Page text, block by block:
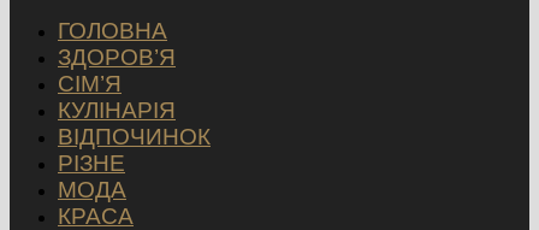
ГОЛОВНА
ЗДОРОВ’Я
СІМ’Я
КУЛІНАРІЯ
ВІДПОЧИНОК
РІЗНЕ
МОДА
КРАСА